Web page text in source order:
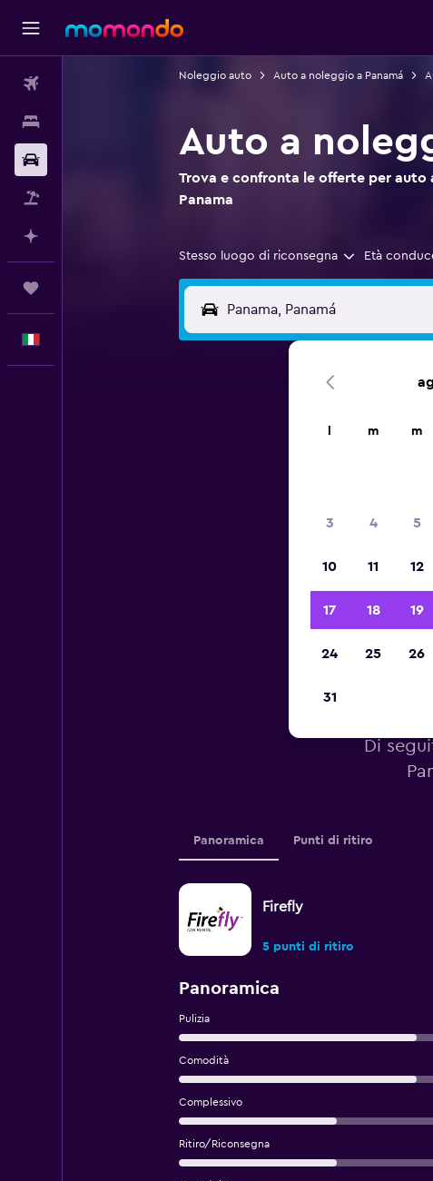
Noleggio auto Auto a noleggio a Panamá
Auto a
Trova e confronta le offerte per auto
Panama
Stesso luogo di riconsegna Età
Di
Panoramica Punti di ritiro
Firefly
5 punti di ritiro
Panoramica
Pulizia
Comodità
Complessivo
Ritiro/Riconsegna
m m
3 4 5
10 11 12
17 18 19
24 25 26
31